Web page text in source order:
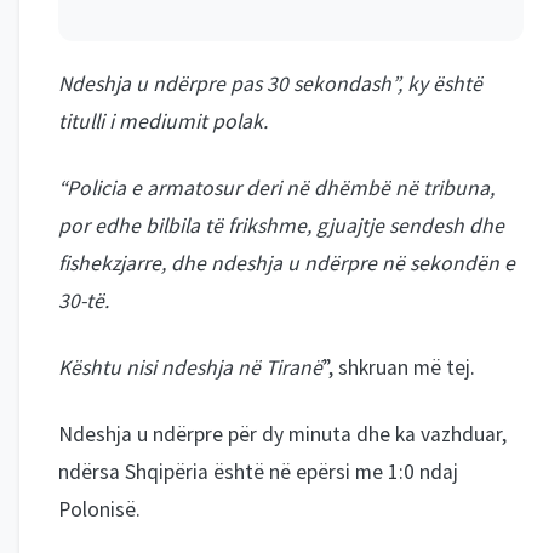
Ndeshja u ndërpre pas 30 sekondash”, ky është
titulli i mediumit polak.
“Policia e armatosur deri në dhëmbë në tribuna,
por edhe bilbila të frikshme, gjuajtje sendesh dhe
fishekzjarre, dhe ndeshja u ndërpre në sekondën e
30-të.
Kështu nisi ndeshja në Tiranë”, shkruan më tej.
Ndeshja u ndërpre për dy minuta dhe ka vazhduar,
ndërsa Shqipëria është në epërsi me 1:0 ndaj
Polonisë.